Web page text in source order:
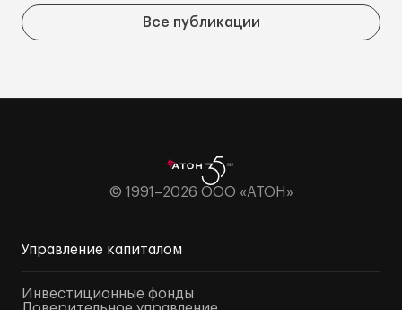
Все публикации
© 1991–2026 ООО «АТОН»
Управление капиталом
Инвестиционные фонды